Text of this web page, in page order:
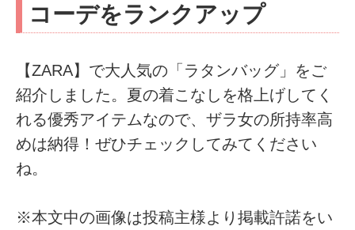
コーデをランクアップ
【ZARA】で大人気の「ラタンバッグ」をご
紹介しました。夏の着こなしを格上げしてく
れる優秀アイテムなので、ザラ女の所持率高
めは納得！ぜひチェックしてみてください
ね。
※本文中の画像は投稿主様より掲載許諾をい